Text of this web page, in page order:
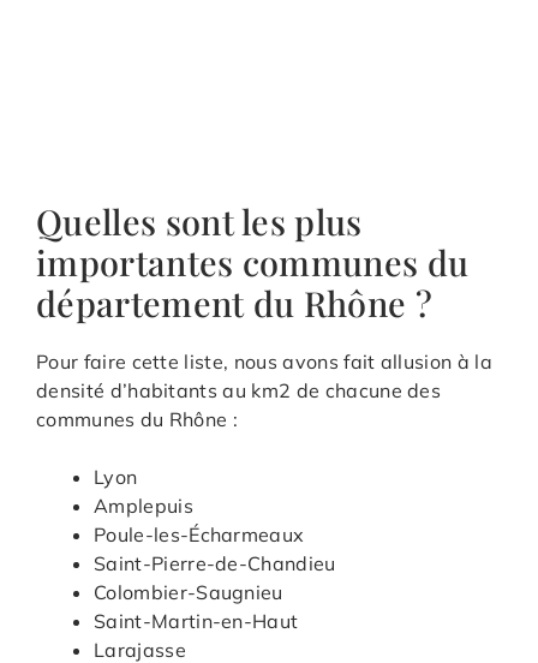
Quelles sont les plus
importantes communes du
département du Rhône ?
Pour faire cette liste, nous avons fait allusion à la
densité d’habitants au km2 de chacune des
communes du Rhône :
Lyon
Amplepuis
Poule-les-Écharmeaux
Saint-Pierre-de-Chandieu
Colombier-Saugnieu
Saint-Martin-en-Haut
Larajasse